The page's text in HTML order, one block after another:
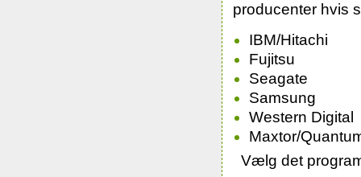
producenter hvis
IBM/Hitachi
Fujitsu
Seagate
Samsung
Western Digital
Maxtor/
Vælg det